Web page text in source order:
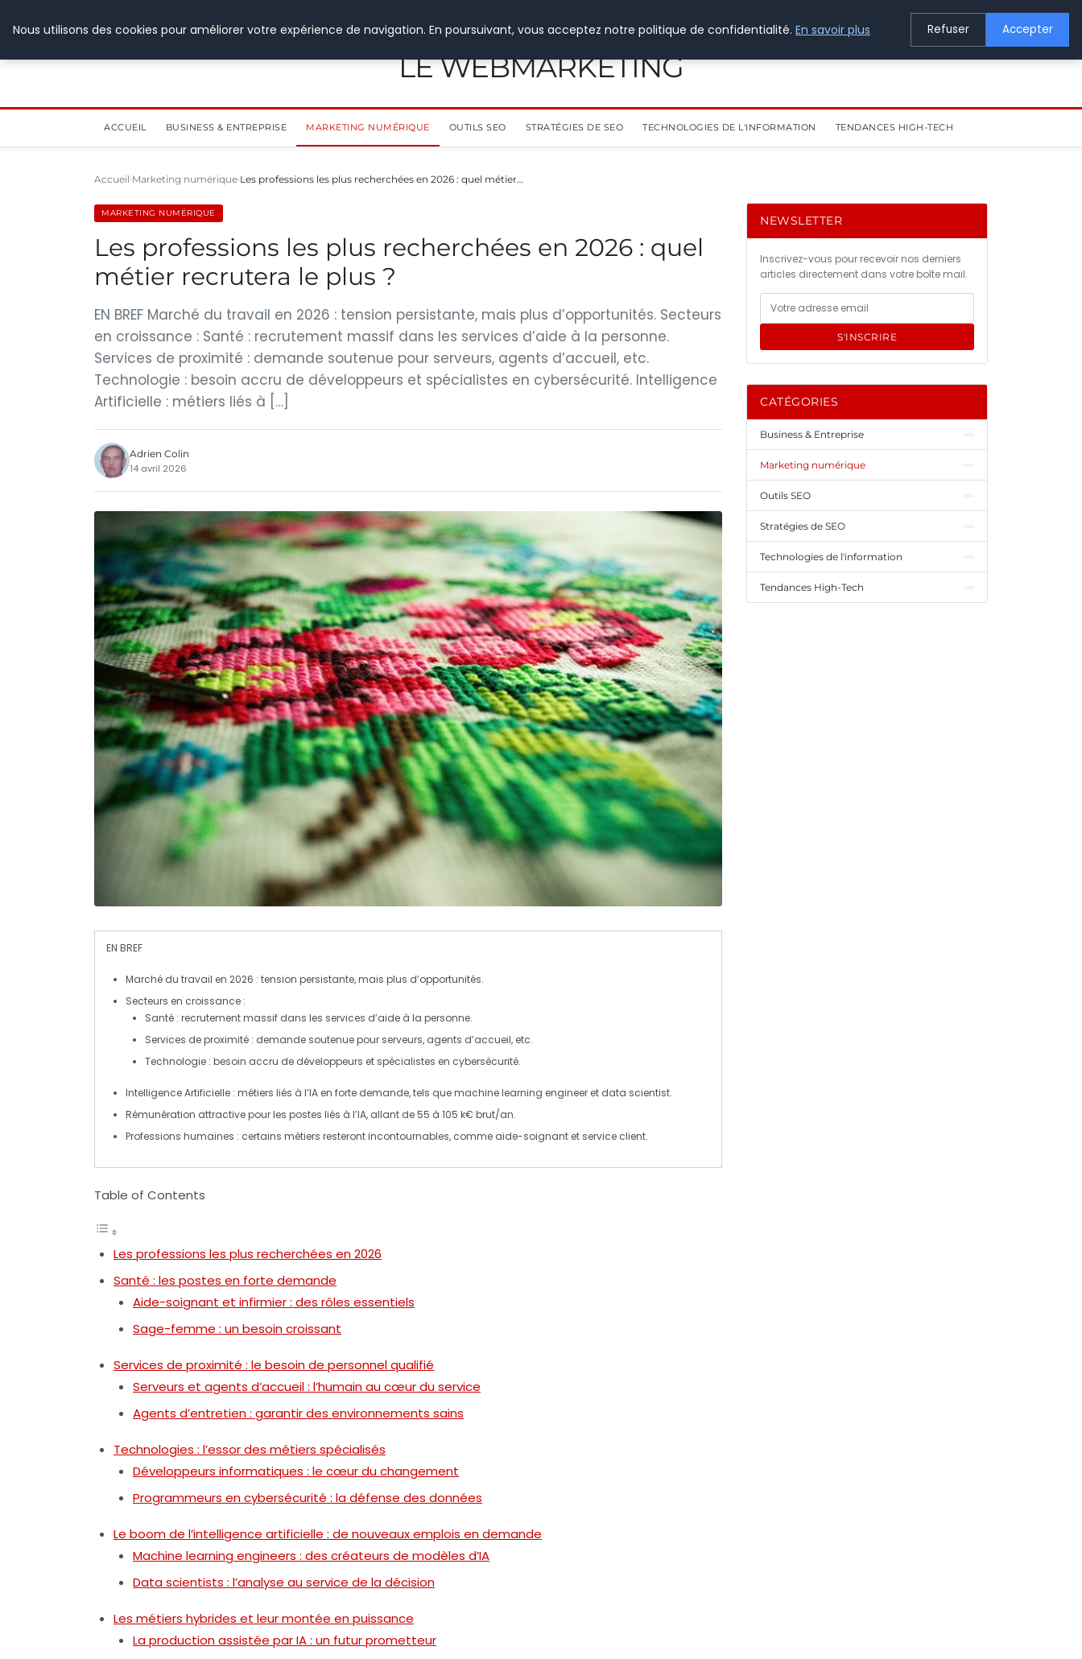
LE WEBMARKETING
ACCUEIL BUSINESS & ENTREPRISE MARKETING NUMÉRIQUE OUTILS SEO STRATÉGIES DE SEO TECHNOLOGIES DE L'INFORMATION TENDANCES HIGH-TECH
Accueil Marketing numérique Les professions les plus recherchées en 2026 : quel métier…
MARKETING NUMÉRIQUE
Les professions les plus recherchées en 2026 : quel
métier recrutera le plus ?
EN BREF Marché du travail en 2026 : tension persistante, mais plus d’opportunités. Secteurs
en croissance : Santé : recrutement massif dans les services d’aide à la personne.
Services de proximité : demande soutenue pour serveurs, agents d’accueil, etc.
Technologie : besoin accru de développeurs et spécialistes en cybersécurité. Intelligence
Artificielle : métiers liés à […]
Adrien Colin
14 avril 2026
EN BREF
Marché du travail en 2026 : tension persistante, mais plus d’opportunités.
Secteurs en croissance :
Santé : recrutement massif dans les services d’aide à la personne.
Services de proximité : demande soutenue pour serveurs, agents d’accueil, etc.
Technologie : besoin accru de développeurs et spécialistes en cybersécurité.
Intelligence Artificielle : métiers liés à l’IA en forte demande, tels quemachine learning engineer et data scientist.
Rémunération attractivepour les postes liés à l’IA, allant de55 à 105 k€ brut/an.
Professions humaines : certains métiers resteront incontournables, comme aide-soignant et service client.
Table of Contents
Les professions les plus recherchées en 2026
Santé : les postes en forte demande
Aide-soignant et infirmier : des rôles essentiels
Sage-femme : un besoin croissant
Services de proximité : le besoin de personnel qualifié
Serveurs et agents d’accueil : l’humain au cœur du service
Agents d’entretien : garantir des environnements sains
Technologies : l’essor des métiers spécialisés
Développeurs informatiques : le cœur du changement
Programmeurs en cybersécurité : la défense des données
Le boom de l’intelligence artificielle : de nouveaux emplois en demande
Machine learning engineers : des créateurs de modèles d’IA
Data scientists : l’analyse au service de la décision
Les métiers hybrides et leur montée en puissance
La production assistée par IA : un futur prometteur
NEWSLETTER
Inscrivez-vous pour recevoir nos derniers
articles directement dans votre boîte mail.
S'INSCRIRE
CATÉGORIES
Business & Entreprise
Marketing numérique
Outils SEO
Stratégies de SEO
Technologies de l'information
Tendances High-Tech
Nous utilisons des cookies pour améliorer votre expérience de navigation. En poursuivant, vous acceptez notre politique de confidentialité. En savoir plus Refuser Accepter